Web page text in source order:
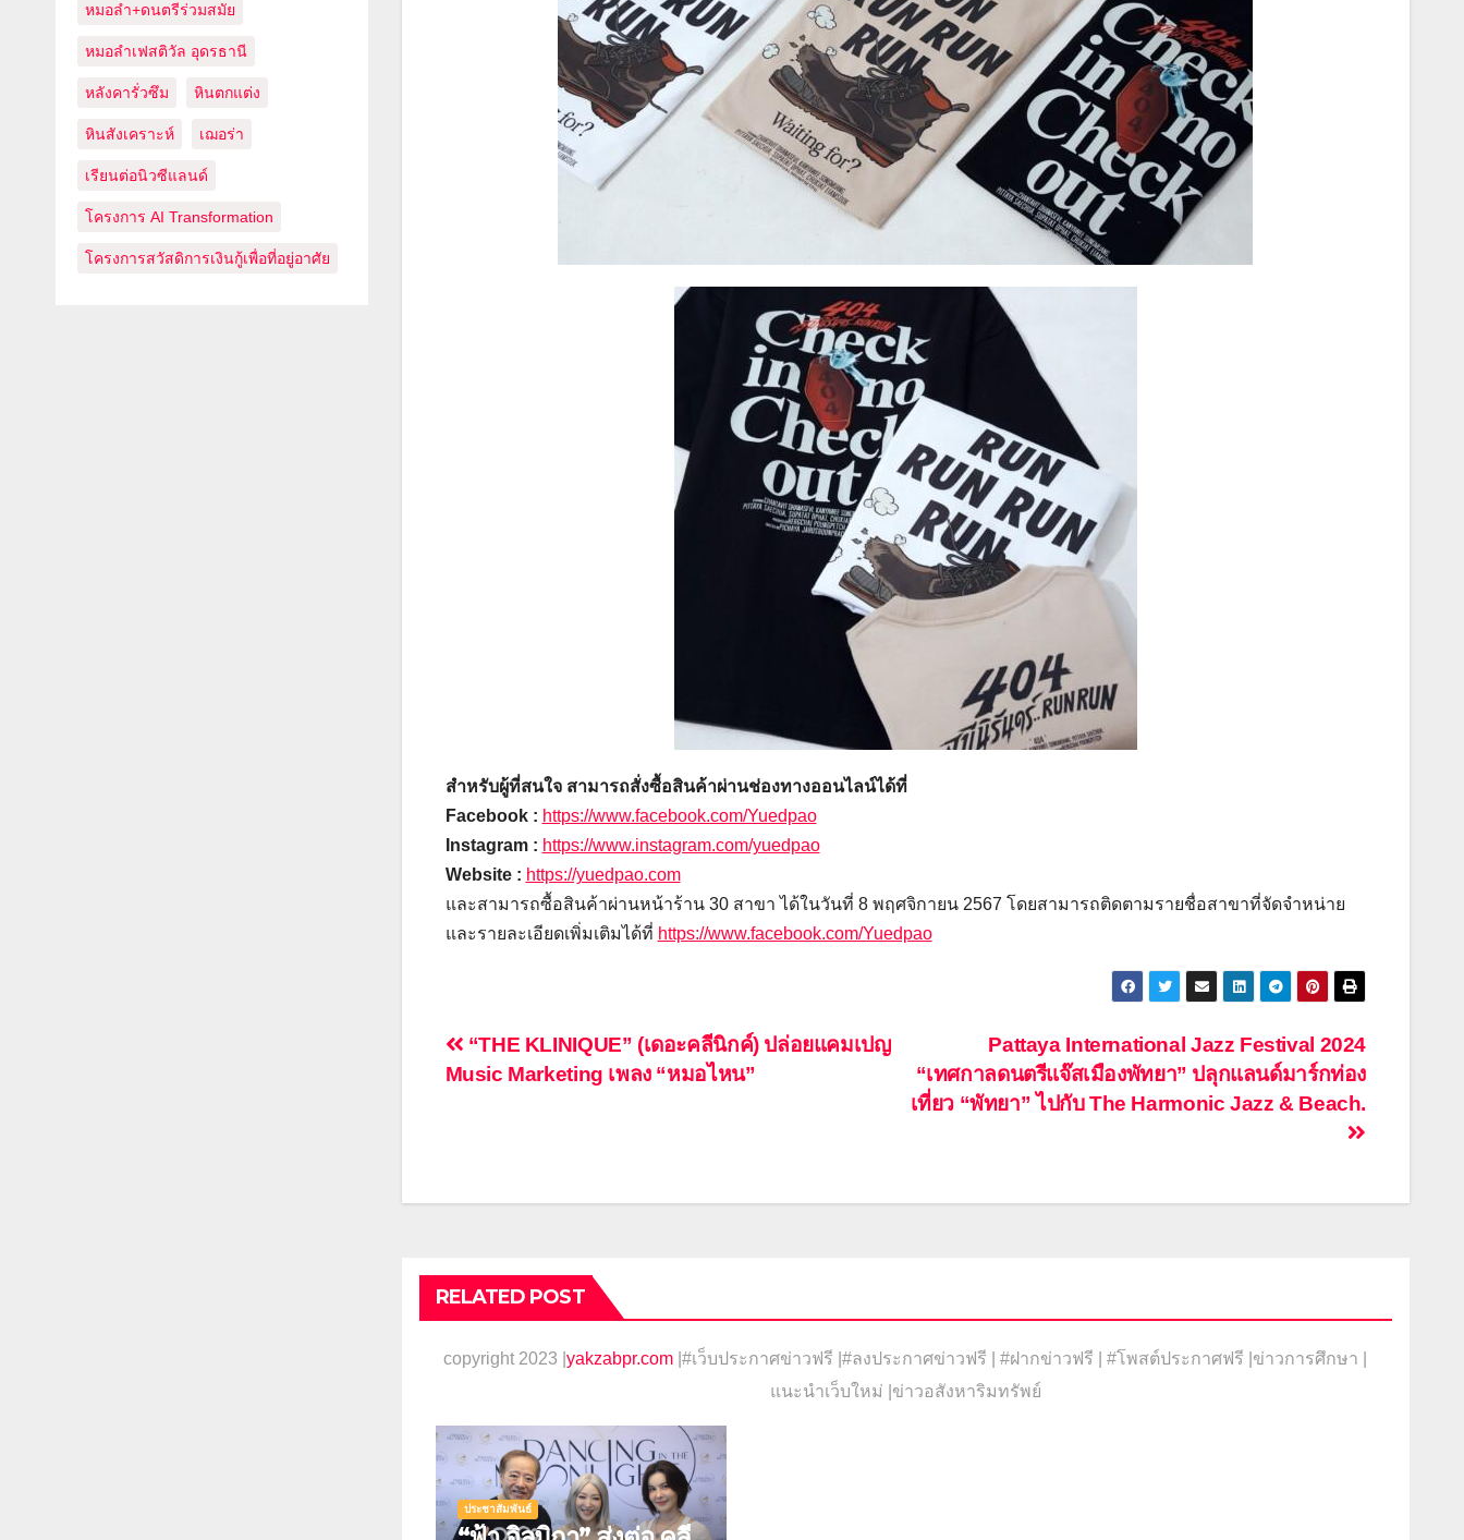
หมอลำ+ดนตรีร่วมสมัย
หมอลำเฟสติวัล อุดรธานี
หลังคารั่วซึม หินตกแต่ง
หินสังเคราะห์ เฌอร่า
เรียนต่อนิวซีแลนด์
โครงการ AI Transformation
โครงการสวัสดิการเงินกู้เพื่อที่อยู่อาศัย
สำหรับผู้ที่สนใจ สามารถสั่งซื้อสินค้าผ่านช่องทางออนไลน์ได้ที่
Facebook : https://www.facebook.com/Yuedpao
Instagram : https://www.instagram.com/yuedpao
Website : https://yuedpao.com
และสามารถซื้อสินค้าผ่านหน้าร้าน 30 สาขา ได้ในวันที่ 8 พฤศจิกายน 2567 โดยสามารถติดตามรายชื่อสาขาที่จัดจำหน่าย
และรายละเอียดเพิ่มเติมได้ที่ https://www.facebook.com/Yuedpao
แนะแนว
Pattaya International Jazz Festival 2024
“เทศกาลดนตรีแจ๊สเมืองพัทยา” ปลุกแลนด์มาร์กท่อง
เที่ยว “พัทยา” ไปกับ The Harmonic Jazz & Beach.
“THE KLINIQUE” (เดอะคลีนิกค์) ปล่อยแคมเปญ
Music Marketing เพลง “หมอไหน”
RELATED POST
copyright 2023 |yakzabpr.com |#เว็บประกาศข่าวฟรี |#ลงประกาศข่าวฟรี | #ฝากข่าวฟรี | #โพสต์ประกาศฟรี |ข่าวการศึกษา |
แนะนำเว็บใหม่ |ข่าวอสังหาริมทรัพย์
ประชาสัมพันธ์